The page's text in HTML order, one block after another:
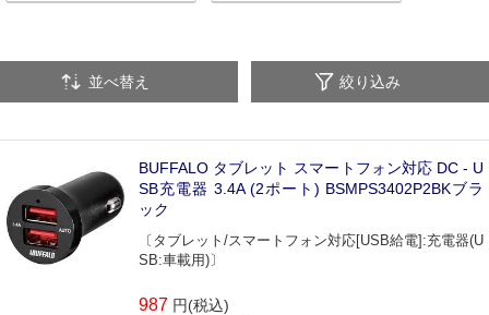
並べ替え 絞り込み
BUFFALO タブレット スマートフォン対応 DC - U
SB充電器 3.4A (2ポート) BSMPS3402P2BKブラ
ック
〔タブレット/スマートフォン対応[USB給電]:充電器(U
SB:車載用)〕
987 円(税込)